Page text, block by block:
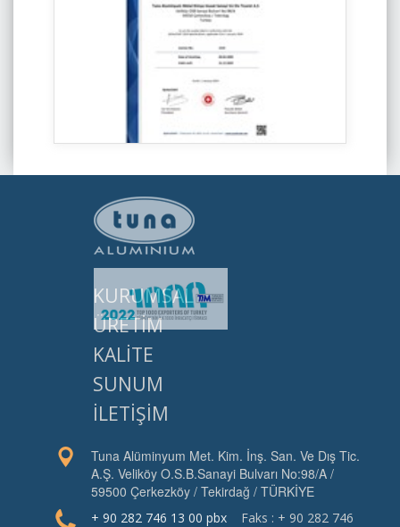
KURUMSAL
ÜRETİM
KALİTE
SUNUM
İLETİŞİM
Tuna Alüminyum Met. Kim. İnş. San. Ve Dış Tic.
A.Ş. Veliköy O.S.B.Sanayi Bulvarı No:98/A /
59500 Çerkezköy / Tekirdağ / TÜRKİYE
+ 90 282 746 13 00 pbx Faks : + 90 282 746